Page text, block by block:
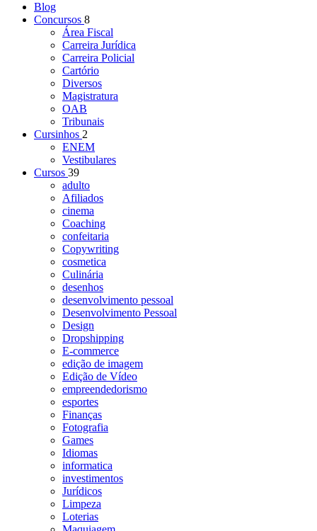
Blog
Concursos 8
Área Fiscal
Carreira Jurídica
Carreira Policial
Cartório
Diversos
Magistratura
OAB
Tribunais
Cursinhos 2
ENEM
Vestibulares
Cursos 39
adulto
Afiliados
cinema
Coaching
confeitaria
Copywriting
cosmetica
Culinária
desenhos
desenvolvimento pessoal
Desenvolvimento Pessoal
Design
Dropshipping
E-commerce
edição de imagem
Edição de Vídeo
empreendedorismo
esportes
Finanças
Fotografia
Games
Idiomas
informatica
investimentos
Jurídicos
Limpeza
Loterias